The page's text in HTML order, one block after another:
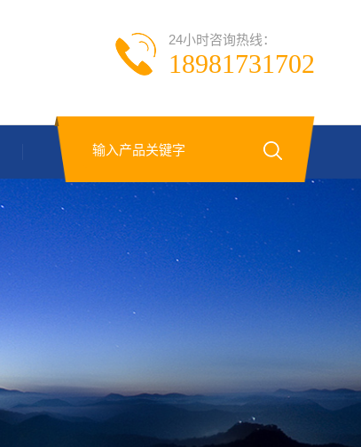
24小时咨询热线：
18981731702